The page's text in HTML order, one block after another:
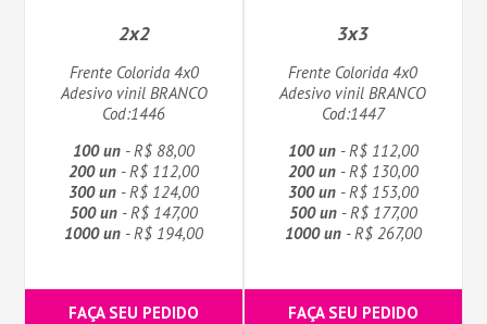
2x2
Frente Colorida 4x0
Adesivo vinil BRANCO
Cod:1446
100 un - R$ 88,00
200 un - R$ 112,00
300 un - R$ 124,00
500 un - R$ 147,00
1000 un - R$ 194,00
FAÇA SEU PEDIDO
3x3
Frente Colorida 4x0
Adesivo vinil BRANCO
Cod:1447
100 un- R$ 112,00
200 un- R$ 130,00
300 un- R$ 153,00
500 un- R$ 177,00
1000 un- R$ 267,00
FAÇA SEU PEDIDO